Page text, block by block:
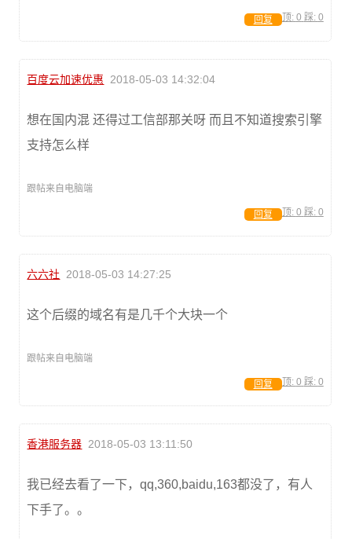
顶: 0 踩: 0
回复
百度云加速优惠 2018-05-03 14:32:04
想在国内混 还得过工信部那关呀 而且不知道搜索引擎
支持怎么样
跟帖来自电脑端
顶: 0 踩: 0
回复
六六社 2018-05-03 14:27:25
这个后缀的域名有是几千个大块一个
跟帖来自电脑端
顶: 0 踩: 0
回复
香港服务器 2018-05-03 13:11:50
我已经去看了一下，qq,360,baidu,163都没了，有人
下手了。。